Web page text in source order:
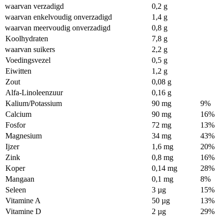
waarvan verzadigd
0,2 g
waarvan enkelvoudig onverzadigd
1,4 g
waarvan meervoudig onverzadigd
0,8 g
Koolhydraten
7,8 g
waarvan suikers
2,2 g
Voedingsvezel
0,5 g
Eiwitten
1,2 g
Zout
0,08 g
Alfa-Linoleenzuur
0,16 g
Kalium/Potassium
90 mg
9%
Calcium
90 mg
16%
Fosfor
72 mg
13%
Magnesium
34 mg
43%
Ijzer
1,6 mg
20%
Zink
0,8 mg
16%
Koper
0,14 mg
28%
Mangaan
0,1 mg
8%
Seleen
3 µg
15%
Vitamine A
50 µg
13%
Vitamine D
2 µg
29%